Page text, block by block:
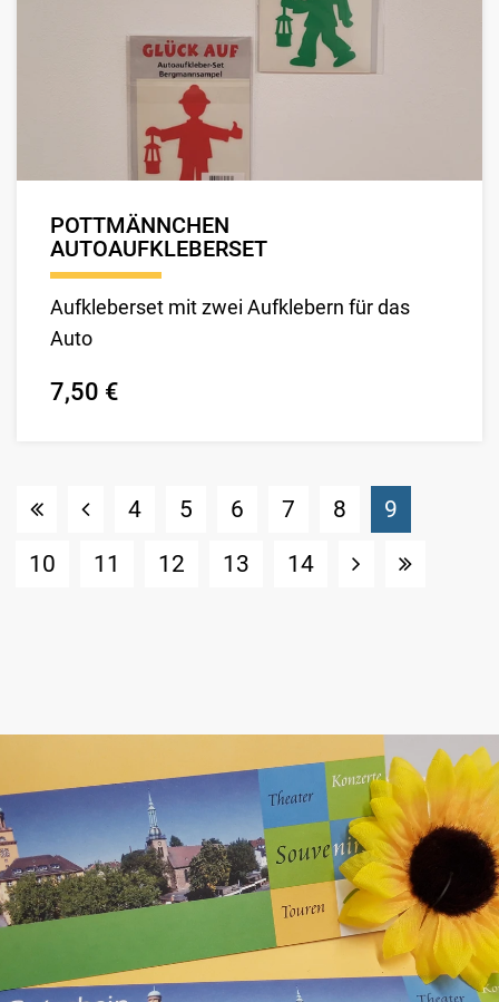
POTTMÄNNCHEN
AUTOAUFKLEBERSET
Aufkleberset mit zwei Aufklebern für das
Auto
7,50 €
4 5 6 7 8 9
10
11 12 13 14